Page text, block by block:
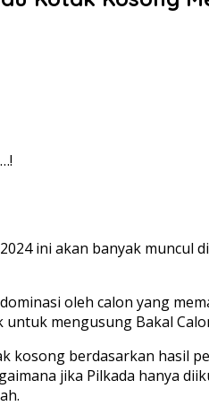
ini akan banyak muncul
oleh calon yang
mengusung Bakal
kosong berdasarkan hasil
jika Pilkada hanya